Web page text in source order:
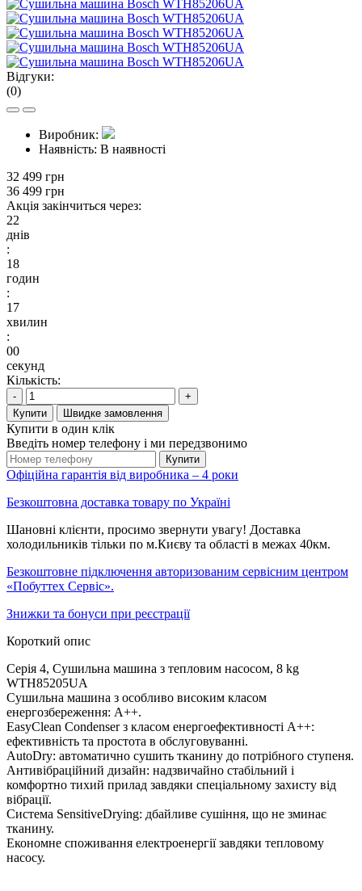
Відгуки:
(0)
Виробник:
Наявність: В наявності
32 499 грн
36 499 грн
Акція закінчиться через:
22
днів
:
18
годин
:
16
хвилин
:
59
секунд
Кількість:
-
+
Купити
Швидке замовлення
Купити в один клік
Введіть номер телефону і ми передзвонимо
Купити
Офіційна гарантія від виробника – 4 роки
Безкоштовна доставка товару по Україні
Шановні клієнти, просимо звернути увагу! Доставка
холодильників тільки по м.Києву та області в межах 40км.
Безкоштовне підключення авторизованим сервісним центром
«Побуттех Сервіс».
Знижки та бонуси при реєстрації
Короткий опис
Серія 4, Сушильна машина з тепловим насосом, 8 kg
WTH85205UA
Сушильна машина з особливо високим класом
енергозбереження: A++.
EasyClean Condenser з класом енергоефективності A++:
ефективність та простота в обслуговуванні.
AutoDry: автоматично сушить тканину до потрібного ступеня.
Антивібраційний дизайн: надзвичайно стабільний і
комфортно тихий прилад завдяки спеціальному захисту від
вібрації.
Система SensitiveDrying: дбайливе сушіння, що не зминає
тканину.
Економне споживання електроенергії завдяки тепловому
насосу.